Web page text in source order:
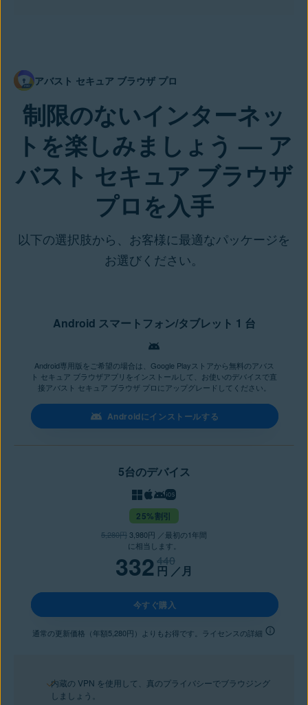
アバスト セキュア ブラウザ プロ
制限のないインターネッ
トを楽しみましょう — ア
バスト セキュア ブラウザ
プロを入手
以下の選択肢から、お客様に最適なパッケージを
お選びください。
内蔵の VPN を使用して、真のプライバシーでブラウジング
しましょう。
Android スマートフォン/タブレット 1 台
Android専用版をご希望の場合は、Google Playストアから無料のアバス
ト セキュア ブラウザアプリをインストールして、お使いのデバイスで直
接アバスト セキュア ブラウザ プロにアップグレードしてください。
Androidにインストールする
5台のデバイス
25%割引
5,280円 3,980円 ／最初の1年間
に相当します。
332440
円 ／月
今すぐ購入
通常の更新価格（年額5,280円）よりもお得です。ライセンスの詳細